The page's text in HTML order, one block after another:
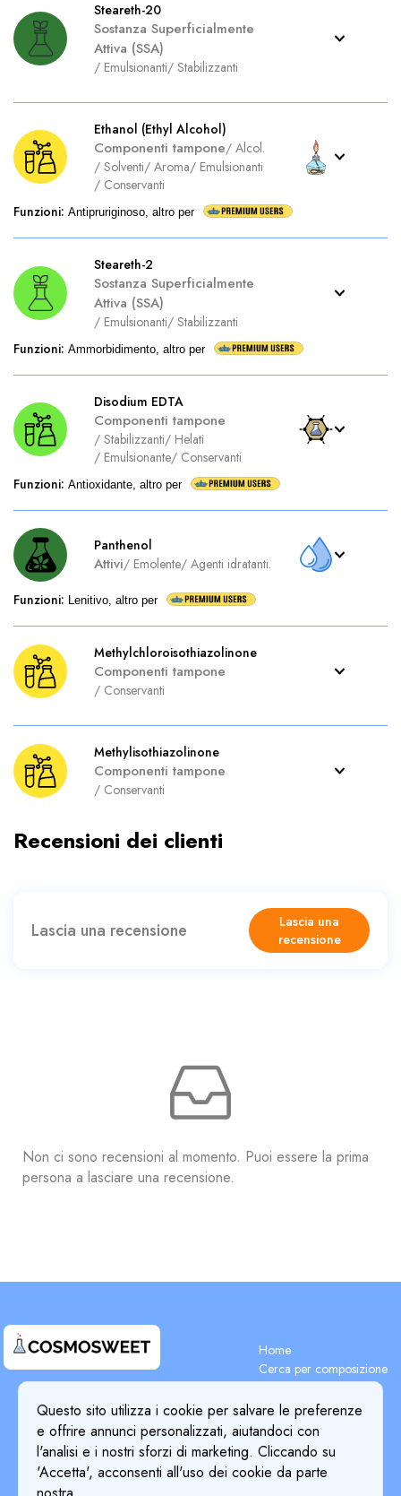
Steareth-20
Sostanza Superficialmente
Attiva (SSA)
/ Emulsionanti/ Stabilizzanti
Ethanol (Ethyl Alcohol)
Componenti tampone/ Alcol.
/ Solventi/ Aroma/ Emulsionanti
/ Conservanti
Funzioni: Antipruriginoso, altro per
Steareth-2
Sostanza Superficialmente
Attiva (SSA)
/ Emulsionanti/ Stabilizzanti
Funzioni: Ammorbidimento, altro per
Disodium EDTA
Componenti tampone
/ Stabilizzanti/ Helati
/ Emulsionante/ Conservanti
Funzioni: Antioxidante, altro per
Panthenol
Attivi/ Emolente/ Agenti idratanti.
Funzioni: Lenitivo, altro per
Methylchloroisothiazolinone
Componenti tampone
/ Conservanti
Methylisothiazolinone
Componenti tampone
/ Conservanti
Recensioni dei clienti
Lascia una recensione
Lascia una
recensione
Non ci sono recensioni al momento. Puoi essere la prima
persona a lasciare una recensione.
Questo sito utilizza i cookie per salvare le preferenze
e offrire annunci personalizzati, aiutandoci con
l'analisi e i nostri sforzi di marketing. Cliccando su
'Accetta', acconsenti all'uso dei cookie da parte
Home
Cerca per composizione
Cerca gli ingredienti
Blog
Prezzi
Dettagli Pagamento
Chi siamo
Privacy Policy
Cookie Policy
Return & Refund Policy